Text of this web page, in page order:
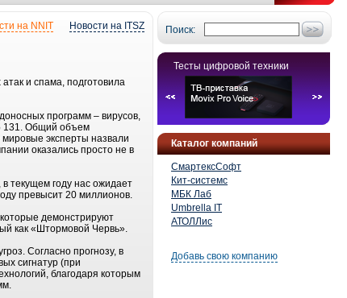
Поиск:
Тесты цифровой техники
Каталог компаний
СмартексСофт
Кит-системс
МБК Лаб
Umbrella IT
АТОЛЛис
Добавь свою компанию
Новости на ITSZ
на NNIT
и спама, подготовила
программ – вирусов,
131. Общий объем
эксперты назвали
оказались просто не в
текущем году нас ожидает
превысит 20 миллионов.
демонстрируют
как «Штормовой Червь».
Согласно прогнозу, в
сигнатур (при
благодаря которым